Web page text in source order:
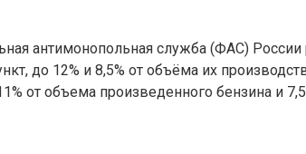
антимонопольная служба (ФАС)
до 12% и 8,5% от объёма их
от объема произведенного бензина и